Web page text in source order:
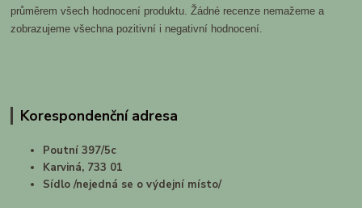
průměrem všech hodnocení produktu. Žádné recenze nemažeme a
zobrazujeme všechna pozitivní i negativní hodnocení.
Korespondenční adresa
Poutní 397/5c
Karviná, 733 01
Sídlo /nejedná se o výdejní místo/